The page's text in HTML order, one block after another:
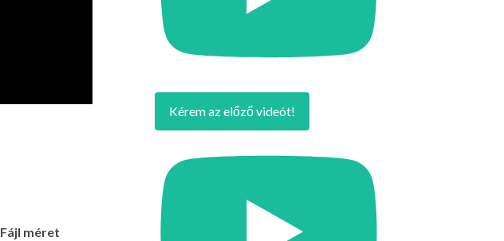
Fájl méret
Kérem az előző videót!